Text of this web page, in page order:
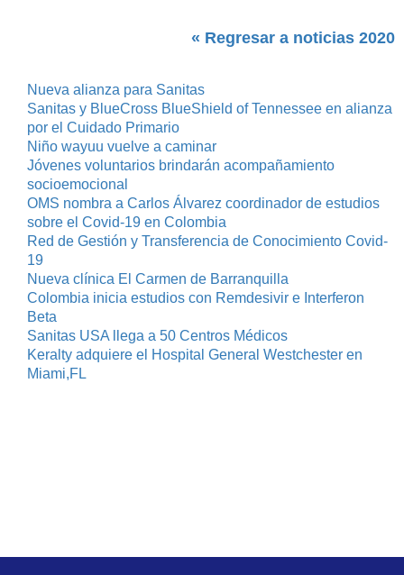
« Regresar a noticias 2020
Nueva alianza para Sanitas
Sanitas y BlueCross BlueShield of Tennessee en alianza
por el Cuidado Primario
Niño wayuu vuelve a caminar
Jóvenes voluntarios brindarán acompañamiento
socioemocional
OMS nombra a Carlos Álvarez coordinador de estudios
sobre el Covid-19 en Colombia
Red de Gestión y Transferencia de Conocimiento Covid-
19
Nueva clínica El Carmen de Barranquilla
Colombia inicia estudios con Remdesivir e Interferon
Beta
Sanitas USA llega a 50 Centros Médicos
Keralty adquiere el Hospital General Westchester en
Miami,FL